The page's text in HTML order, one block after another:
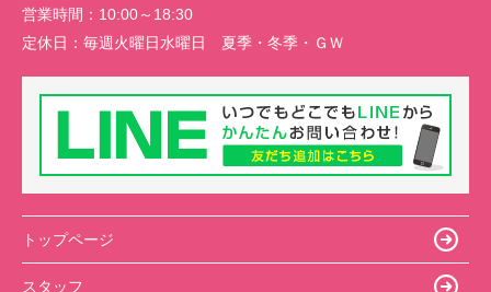
営業時間： 10:00～18:30
定休日： 毎週火曜日水曜日 夏季・冬季・ＧＷ
トップページ
スタッフ